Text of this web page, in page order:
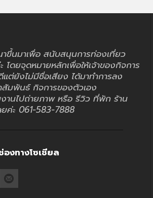
ขึ้นมาเพื่อ สนับสนุนการท่องเที่ยว
โดยจุดหมายหลักเพื่อให้เจ้าของกิจการ
ต่ยังไม่มีชื่อเสียง ได้มาทำการลง
สัมพันธ์ กิจการของตัวเอง
านไปถ่ายภาพ หรือ รีวิว ที่พัก ร้าน
ยค่ะ 061-583-7888
งทางโซเชียล